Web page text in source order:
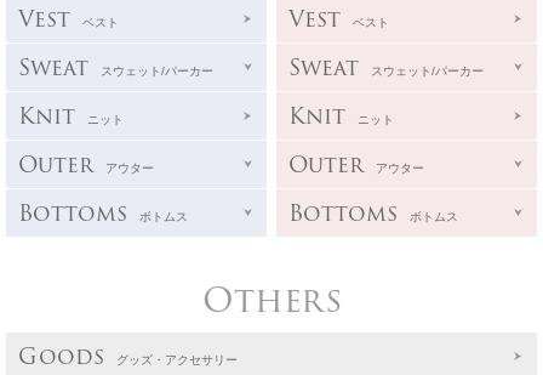
Vest ベスト
Sweat スウェット/パーカー
Knit ニット
Outer アウター
Bottoms ボトムス
Vest ベスト
Sweat スウェット/パーカー
Knit ニット
Outer アウター
Bottoms ボトムス
Others
Goods グッズ・アクセサリー